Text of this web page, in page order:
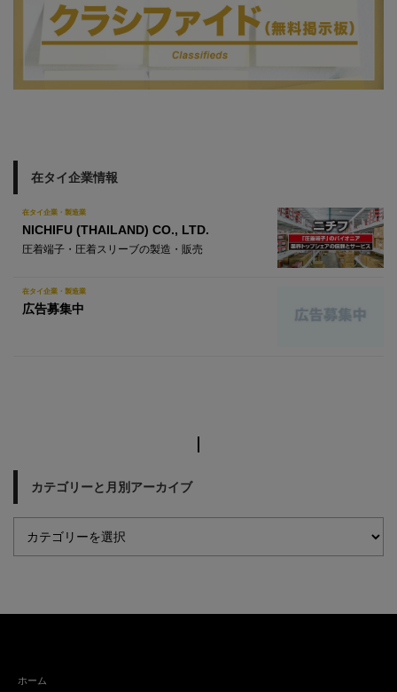
在タイ企業情報
在タイ企業・製造業
NICHIFU (THAILAND) CO., LTD.
圧着端子・圧着スリーブの製造・販売
在タイ企業・製造業
広告募集中
カテゴリーと月別アーカイブ
ホーム